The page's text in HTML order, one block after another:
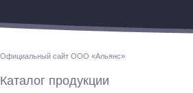
Официальный сайт ООО «Альянс»
Каталог продукции